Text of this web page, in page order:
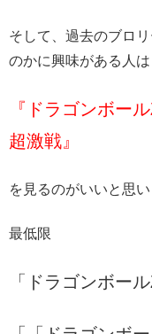
そして、過去のブロ
のかに興味がある人は
『ドラゴンボー
超激戦』
を見るのがいいと思い
最低限
「ドラゴンボー